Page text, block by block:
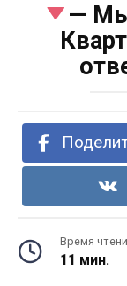
— Мы
Время
11 мин.